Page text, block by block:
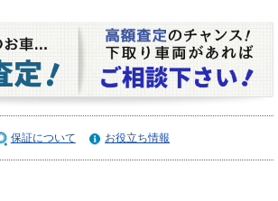
保証について お役立ち情報